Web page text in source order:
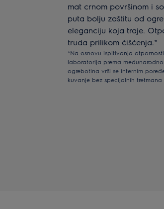
mat crnom površinom i
puta bolju zaštitu od
eleganciju koja traje.
truda prilikom čišćenja.*
*Na osnovu ispitivanja
laboratorija prema
ogrebotina vrši se internim
kuvanje bez specijalnih tretmana